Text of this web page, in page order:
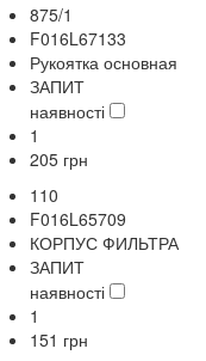
875/1
F016L67133
Рукоятка основная
ЗАПИТ
наявності
1
205 грн
110
F016L65709
КОРПУС ФИЛЬТРА
ЗАПИТ
наявності
1
151 грн